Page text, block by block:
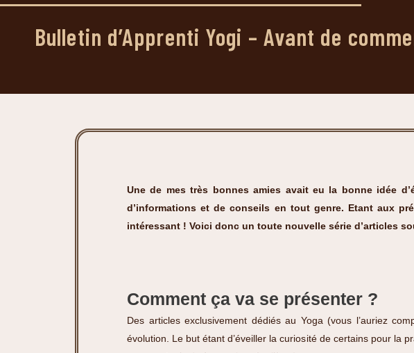
Bulletin d’Apprenti Yogi – Avant de
Une de mes très bonnes amies avait eu la bonne idée
d’informations et de conseils en tout genre. Etant aux
intéressant ! Voici donc un toute nouvelle série d’articles
Comment ça va se présenter ?
Des articles exclusivement dédiés au Yoga (vous l’auriez
évolution. Le but étant d’éveiller la curiosité de certains pour la